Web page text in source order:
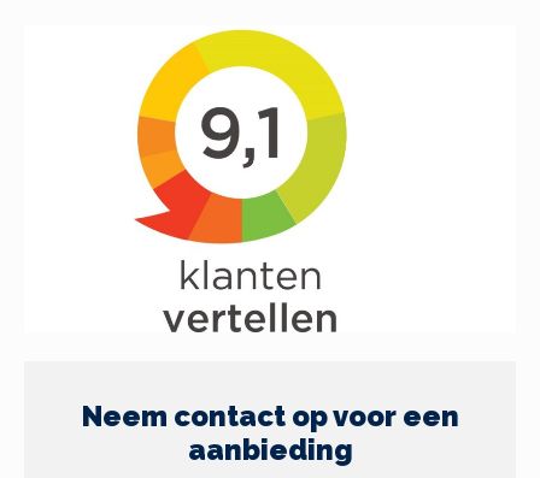
Neem contact op voor een
aanbieding